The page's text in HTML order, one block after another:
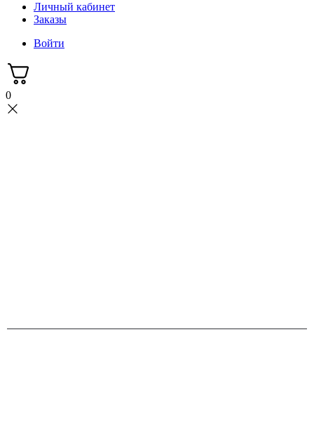
Личный кабинет
Заказы
Войти
0